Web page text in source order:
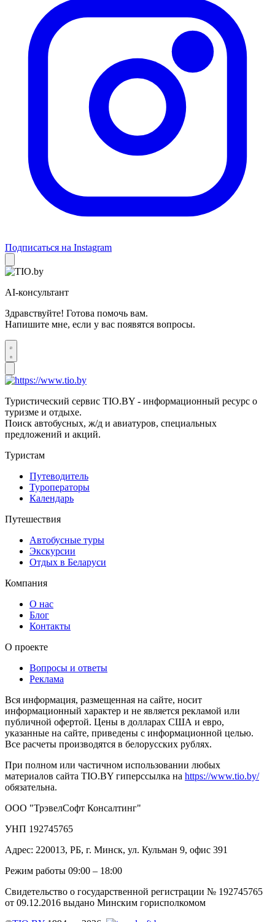
Подписаться на Instagram
AI-консультант
Здравствуйте! Готова помочь вам.
Напишите мне, если у вас появятся вопросы.
Туристический сервис TIO.BY - информационный ресурс о
туризме и отдыхе.
Поиск автобусных, ж/д и авиатуров, специальных
предложений и акций.
Туристам
Путеводитель
Туроператоры
Календарь
Путешествия
Автобусные туры
Экскурсии
Отдых в Беларуси
Компания
О нас
Блог
Контакты
О проекте
Вопросы и ответы
Реклама
Вся информация, размещенная на сайте, носит
информационный характер и не является рекламой или
публичной офертой. Цены в долларах США и евро,
указанные на сайте, приведены с информационной целью.
Все расчеты производятся в белорусских рублях.
При полном или частичном использовании любых
материалов сайта TIO.BY гиперссылка на https://www.tio.by/
обязательна.
ООО "ТрэвелСофт Консалтинг"
УНП 192745765
Адрес: 220013, РБ, г. Минск, ул. Кульман 9, офис 391
Режим работы 09:00 – 18:00
Свидетельство о государственной регистрации № 192745765
от 09.12.2016 выдано Минским горисполкомом